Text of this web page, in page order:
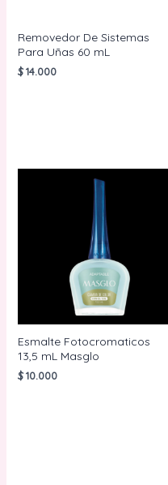
Removedor De Sistemas
Para Uñas 60 mL
$14.000
Esmalte Fotocromaticos
13,5 mL Masglo
$10.000